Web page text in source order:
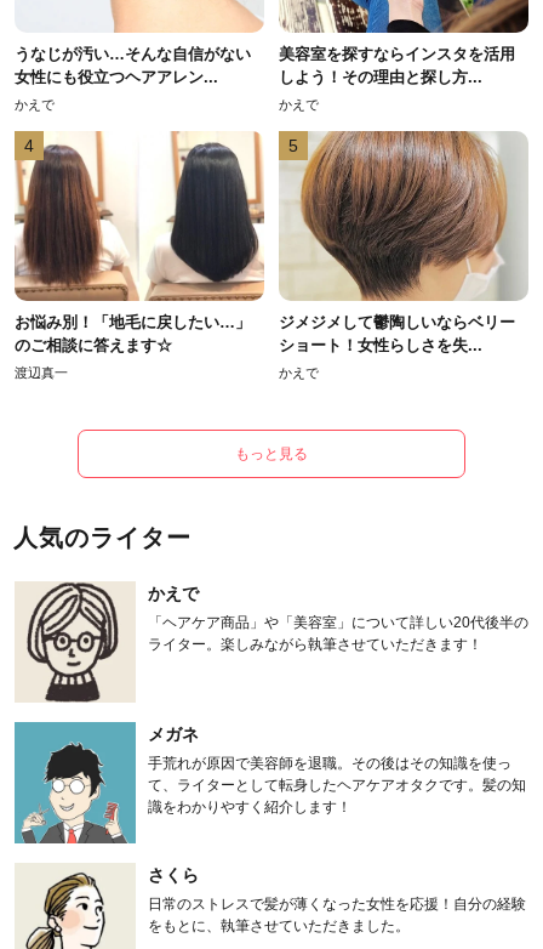
うなじが汚い…そんな自信がない
女性にも役立つヘアアレン...
かえで
美容室を探すならインスタを活用
しよう！その理由と探し方...
かえで
4
お悩み別！「地毛に戻したい…」
のご相談に答えます☆
渡辺真一
5
ジメジメして鬱陶しいならベリー
ショート！女性らしさを失...
かえで
もっと見る
人気のライター
かえで
「ヘアケア商品」や「美容室」について詳しい20代後半の
ライター。楽しみながら執筆させていただきます！
メガネ
手荒れが原因で美容師を退職。その後はその知識を使っ
て、ライターとして転身したヘアケアオタクです。髪の知
識をわかりやすく紹介します！
さくら
日常のストレスで髪が薄くなった女性を応援！自分の経験
をもとに、執筆させていただきました。